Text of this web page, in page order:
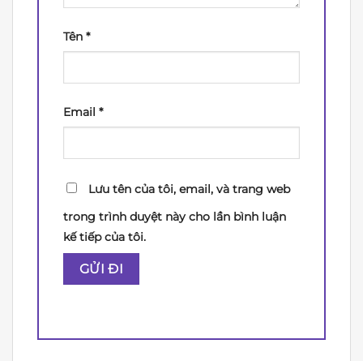
Tên *
Email *
Lưu tên của tôi, email, và trang web
trong trình duyệt này cho lần bình luận
kế tiếp của tôi.